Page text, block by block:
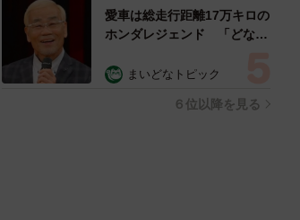
愛車は総走行距離17万キロの
ホンダレジェンド 「どなた
所漫才師が譲渡の意向
まいどなトピック
６位以降を見る